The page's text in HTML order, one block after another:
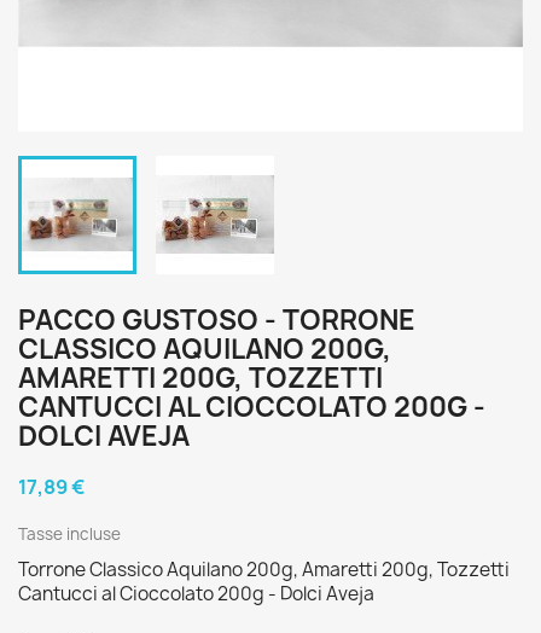
PACCO GUSTOSO - TORRONE
CLASSICO AQUILANO 200G,
AMARETTI 200G, TOZZETTI
CANTUCCI AL CIOCCOLATO 200G -
DOLCI AVEJA
17,89 €
Tasse incluse
Torrone Classico Aquilano 200g, Amaretti 200g, Tozzetti
Cantucci al Cioccolato 200g - Dolci Aveja